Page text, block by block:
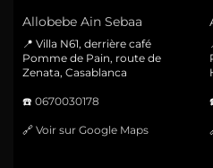
Allobebe Ain Sebaa
📍 Villa N61, derrière café
Pomme de Pain, route de
Zenata, Casablanca
☎️ 0670030178
🔗 Voir sur Google Maps